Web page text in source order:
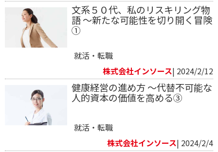
文系５０代、私のリスキリング物
語 ～新たな可能性を切り開く冒険
①
就活・転職
株式会社インソース| 2024/2/12
健康経営の進め方 ～代替不可能な
人的資本の価値を高める③
就活・転職
株式会社インソース| 2024/2/4